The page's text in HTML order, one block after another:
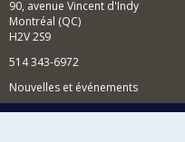
comportement de
personnels
personnels
autochtones.
90, avenue Vincent d'Indy
Montréal (QC)
H2V 2S9
514 343-6972
Nouvelles et événements